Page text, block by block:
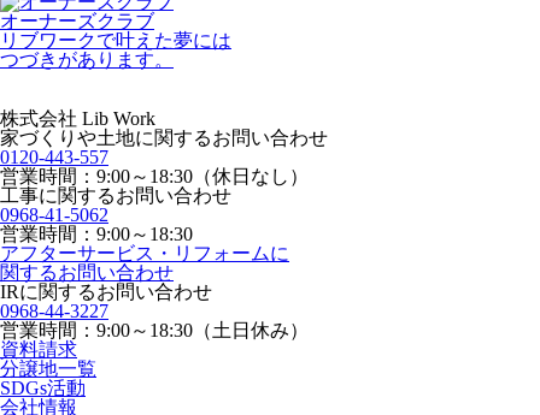
オーナーズクラブ
リブワークで叶えた夢には
つづきがあります。
株式会社 Lib Work
家づくりや土地に関するお問い合わせ
0120-443-557
営業時間：9:00～18:30（休日なし）
工事に関するお問い合わせ
0968-41-5062
営業時間：9:00～18:30
アフターサービス・リフォームに
関するお問い合わせ
IRに関するお問い合わせ
0968-44-3227
営業時間：9:00～18:30（土日休み）
資料請求
分譲地一覧
SDGs活動
会社情報